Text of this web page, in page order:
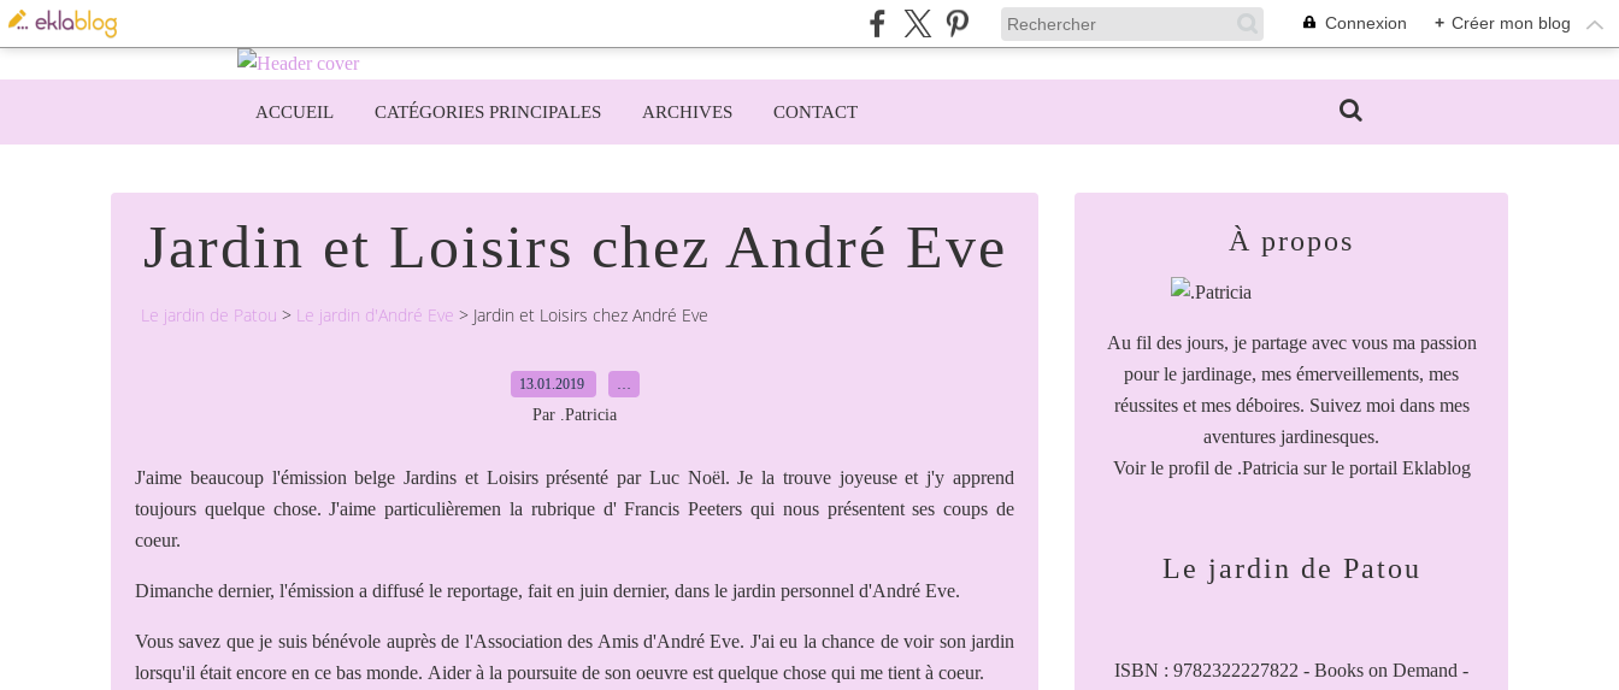
Connexion + Créer mon blog
ACCUEIL CATÉGORIES PRINCIPALES ARCHIVES CONTACT
Jardin et Loisirs chez André Eve
Le jardin de Patou > Le jardin d'André Eve > Jardin et Loisirs chez André Eve
13.01.2019
Par .Patricia
J'aime beaucoup l'émission belge Jardins et Loisirs présenté par Luc Noël. Je la trouve joyeuse et j'y apprend
toujours quelque chose. J'aime particulièremen la rubrique d' Francis Peeters qui nous présentent ses coups de
coeur.
Dimanche dernier, l'émission a diffusé le reportage, fait en juin dernier, dans le jardin personnel d'André Eve.
Vous savez que je suis bénévole auprès de l'Association des Amis d'André Eve. J'ai eu la chance de voir son jardin
lorsqu'il était encore en ce bas monde. Aider à la poursuite de son oeuvre est quelque chose qui me tient à coeur.
À propos
Au fil des jours, je partage avec vous ma passion
pour le jardinage, mes émerveillements, mes
réussites et mes déboires. Suivez moi dans mes
aventures jardinesques.
Voir le profil de .Patricia sur le portail Eklablog
Le jardin de Patou
ISBN : 9782322227822 - Books on Demand -